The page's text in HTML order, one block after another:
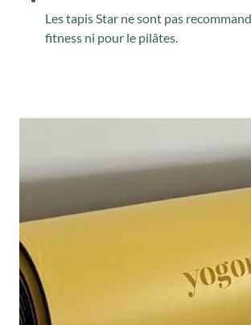
Les tapis Star ne sont pas
fitness ni pour le pilâtes.